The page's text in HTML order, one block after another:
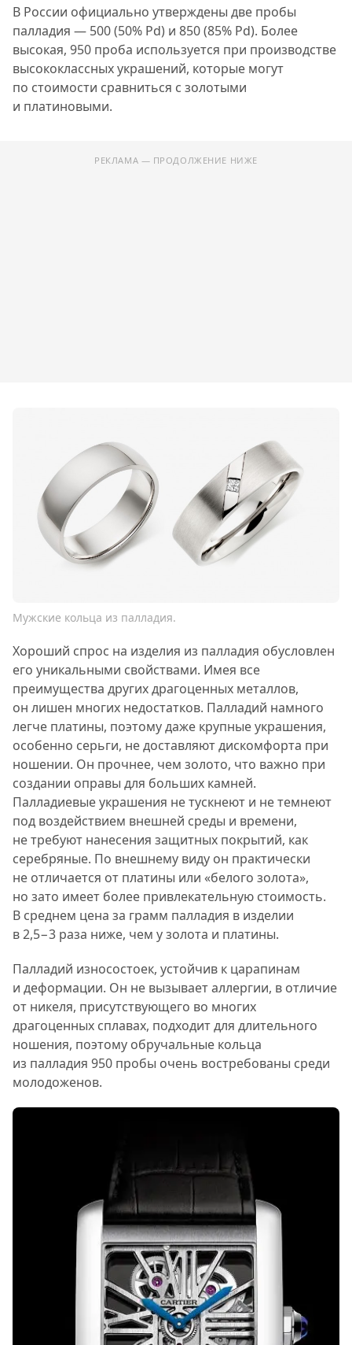
В России официально утверждены две пробы
палладия — 500 (50% Pd) и 850 (85% Pd). Более
высокая, 950 проба используется при производстве
высококлассных украшений, которые могут
по стоимости сравниться с золотыми
и платиновыми.
РЕКЛАМА — ПРОДОЛЖЕНИЕ НИЖЕ
Мужские кольца из палладия.
Хороший спрос на изделия из палладия обусловлен
его уникальными свойствами. Имея все
преимущества других драгоценных металлов,
он лишен многих недостатков. Палладий намного
легче платины, поэтому даже крупные украшения,
особенно серьги, не доставляют дискомфорта при
ношении. Он прочнее, чем золото, что важно при
создании оправы для больших камней.
Палладиевые украшения не тускнеют и не темнеют
под воздействием внешней среды и времени,
не требуют нанесения защитных покрытий, как
серебряные. По внешнему виду он практически
не отличается от платины или «белого золота»,
но зато имеет более привлекательную стоимость.
В среднем цена за грамм палладия в изделии
в 2,5−3 раза ниже, чем у золота и платины.
Палладий износостоек, устойчив к царапинам
и деформации. Он не вызывает аллергии, в отличие
от никеля, присутствующего во многих
драгоценных сплавах, подходит для длительного
ношения, поэтому обручальные кольца
из палладия 950 пробы очень востребованы среди
молодоженов.